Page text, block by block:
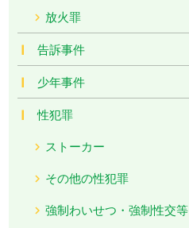
放火罪
告訴事件
少年事件
性犯罪
ストーカー
その他の性犯罪
強制わいせつ・強制性交等